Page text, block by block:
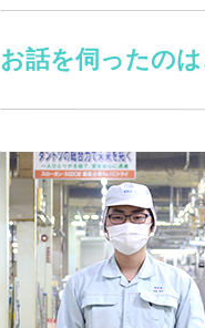
お話を伺ったのは